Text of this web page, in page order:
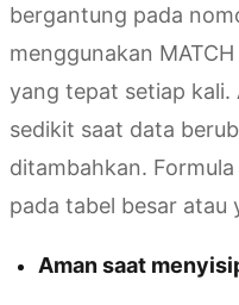
bergantung pada
menggunakan
yang tepat setiap kali.
sedikit saat data
ditambahkan.
pada tabel besar atau
Aman saat